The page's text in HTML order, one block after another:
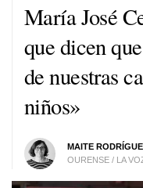
María José
que dicen
de nuestras
niños»
MAITE
OURENSE / LA